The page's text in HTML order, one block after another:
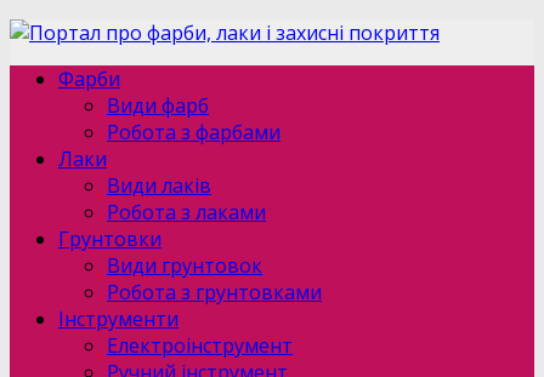
Фарби
Види фарб
Робота з фарбами
Лаки
Види лаків
Робота з лаками
Грунтовки
Види грунтовок
Робота з грунтовками
Інструменти
Електроінструмент